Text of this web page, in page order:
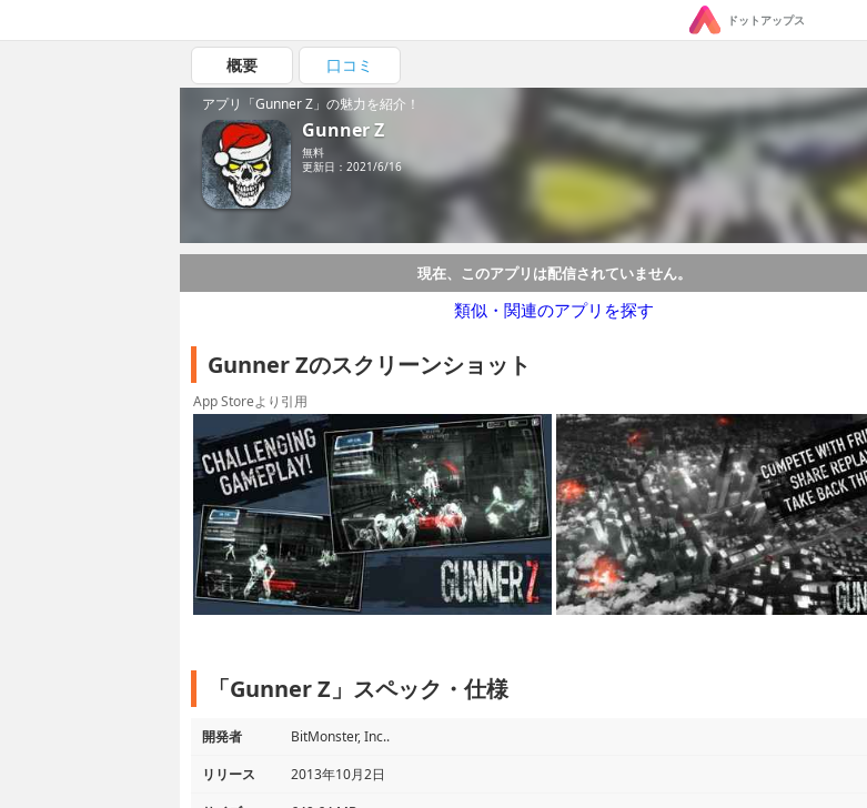
ドットアップス
概要 口コミ
アプリ「Gunner Z」の魅力を紹介！
Gunner Z
無料
更新日：2021/6/16
現在、このアプリは配信されていません。
類似・関連のアプリを探す
Gunner Zのスクリーンショット
App Storeより引用
「Gunner Z」スペック・仕様
開発者
BitMonster, Inc..
リリース
2013年10月2日